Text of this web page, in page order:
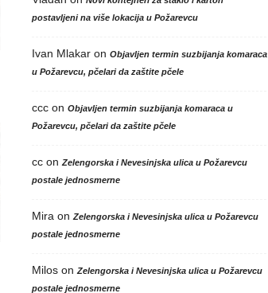
postavljeni na više lokacija u Požarevcu
Ivan Mlakaron Objavljen termin suzbijanja komaraca
u Požarevcu, pčelari da zaštite pčele
cccon Objavljen termin suzbijanja komaraca u
Požarevcu, pčelari da zaštite pčele
ccon Zelengorska i Nevesinjska ulica u Požarevcu
postale jednosmerne
Mira on Zelengorska i Nevesinjska ulica u Požarevcu
postale jednosmerne
Miloson Zelengorska i Nevesinjska ulica u Požarevcu
postale jednosmerne